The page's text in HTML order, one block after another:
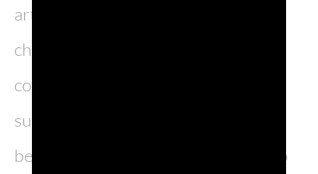
articolo, di raccontarvi alcuni luoghi
che vale la pena visitare per la loro
componente estetica, per la
suggestione del paesaggio e la
bellezza che cattura l’occhio al primo